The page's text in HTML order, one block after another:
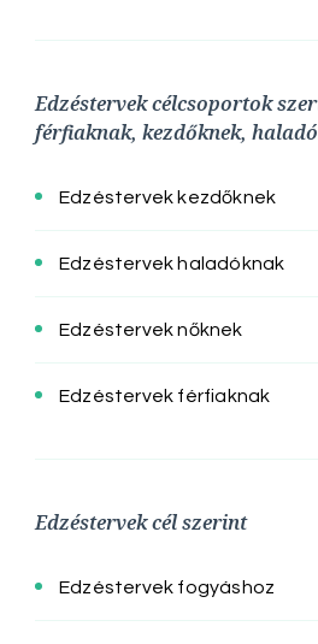
Edzéstervek célcsoportok
férfiaknak, kezdőknek,
Edzéstervek kezdőknek
Edzéstervek haladóknak
Edzéstervek nőknek
Edzéstervek férfiaknak
Edzéstervek cél szerint
Edzéstervek fogyáshoz